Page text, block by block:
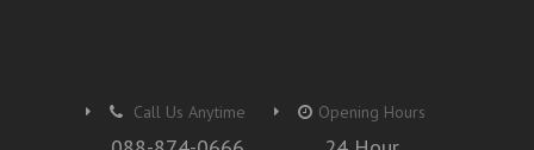
Call Us Anytime Opening Hours